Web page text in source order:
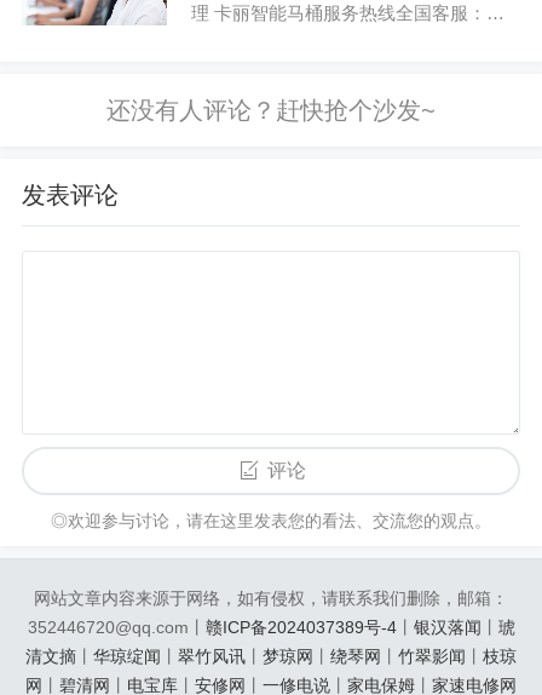
理 卡丽智能马桶服务热线全国客服：
发表评论
评论
◎欢迎参与讨论，请在这里发表您的看法、交流您的观点。
网站文章内容来源于网络，如有侵权，请联系我们删除，邮箱：
352446720@qq.com丨 赣ICP备2024037389号-4丨 银汉落闻
琥
清文摘
华琼绽闻 翠竹风讯 梦琼网 绕琴网 竹翠影闻
枝琼
网
碧清网 电宝库 安修网 一修电说 家电保姆 家速电修网